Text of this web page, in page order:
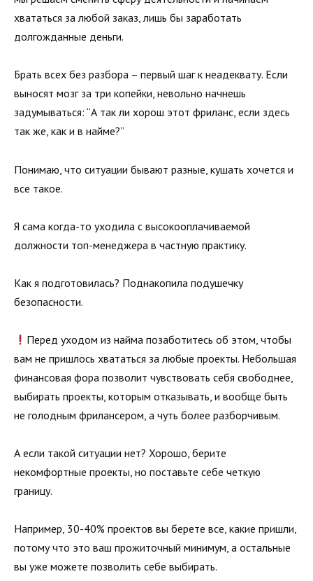
хвататься за любой заказ, лишь бы заработать
долгожданные деньги.
Брать всех без разбора – первый шаг к неадеквату. Если
выносят мозг за три копейки, невольно начнешь
задумываться: “А так ли хорош этот фриланс, если здесь
так же, как и в найме?”
Понимаю, что ситуации бывают разные, кушать хочется и
все такое.
Я сама когда-то уходила с высокооплачиваемой
должности топ-менеджера в частную практику.
Как я подготовилась? Поднакопила подушечку
безопасности.
Перед уходом из найма позаботитесь об этом, чтобы
вам не пришлось хвататься за любые проекты. Небольшая
финансовая фора позволит чувствовать себя свободнее,
выбирать проекты, которым отказывать, и вообще быть
не голодным фрилансером, а чуть более разборчивым.
А если такой ситуации нет? Хорошо, берите
некомфортные проекты, но поставьте себе четкую
границу.
Например, 30-40% проектов вы берете все, какие пришли,
потому что это ваш прожиточный минимум, а остальные
вы уже можете позволить себе выбирать.